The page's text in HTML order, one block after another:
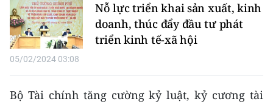
Đồng bằng sông Cửu Long
Chuyên trang Hà Nội
Chuyên trang TP. Hồ Chí Minh
CHUYÊN ĐỀ
Nỗ lực triển khai sản xuất, kinh
doanh, thúc đẩy đầu tư phát
triển kinh tế-xã hội
05/02/2024 03:08
Bộ Tài chính tăng cường kỷ luật, kỷ cương tài